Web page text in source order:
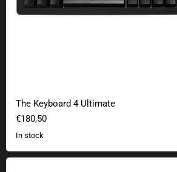
The Keyboard 4 Ultimate
€180,50
In stock